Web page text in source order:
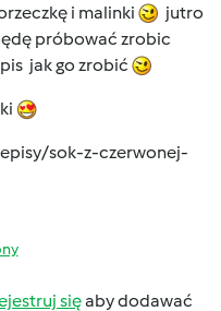
i malinki
jutro
próbować zrobic
jak go zrobić
sok-z-czerwonej-
sięaby dodawać